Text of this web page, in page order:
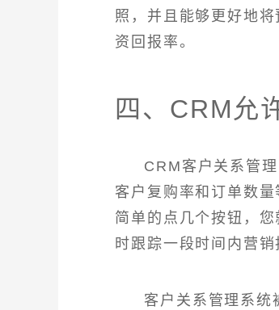
照，并且能够更好地
资回报率。
四、CRM允
CRM客户关系管
客户复购率和订单数
简单的点几个按钮，
时跟踪一段时间内营
客户关系管理系统